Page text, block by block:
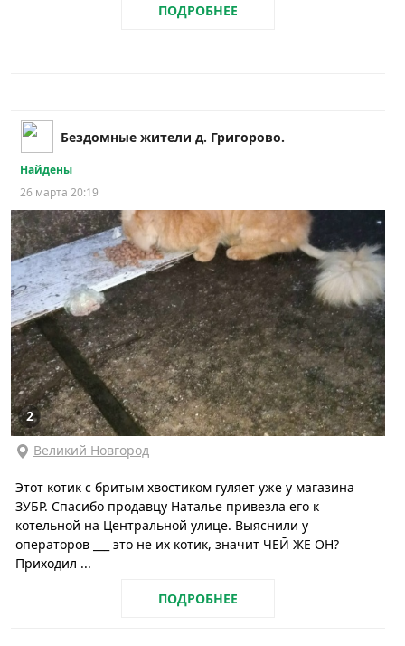
ПОДРОБНЕЕ
Бездомные жители д. Григорово.
Найдены
26 марта 20:19
2
Великий Новгород
Этот котик с бритым хвостиком гуляет уже у магазина
ЗУБР. Спасибо продавцу Наталье привезла его к
котельной на Центральной улице. Выяснили у
операторов ___ это не их котик, значит ЧЕЙ ЖЕ ОН?
Приходил ...
ПОДРОБНЕЕ